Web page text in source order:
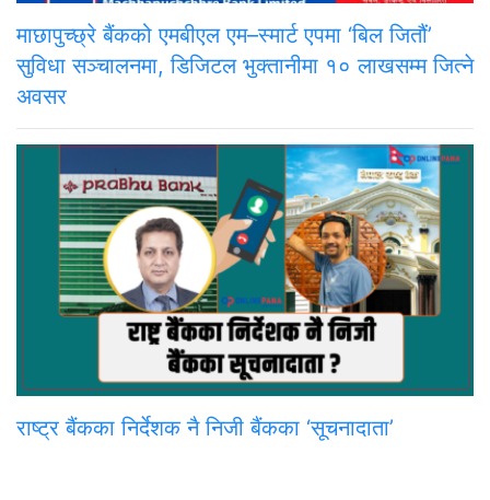
माछापुच्छ्रे बैंकको एमबीएल एम–स्मार्ट एपमा ‘बिल जितौं’
सुविधा सञ्चालनमा, डिजिटल भुक्तानीमा १० लाखसम्म जित्ने
अवसर
राष्ट्र बैंकका निर्देशक नै निजी बैंकका ‘सूचनादाता’